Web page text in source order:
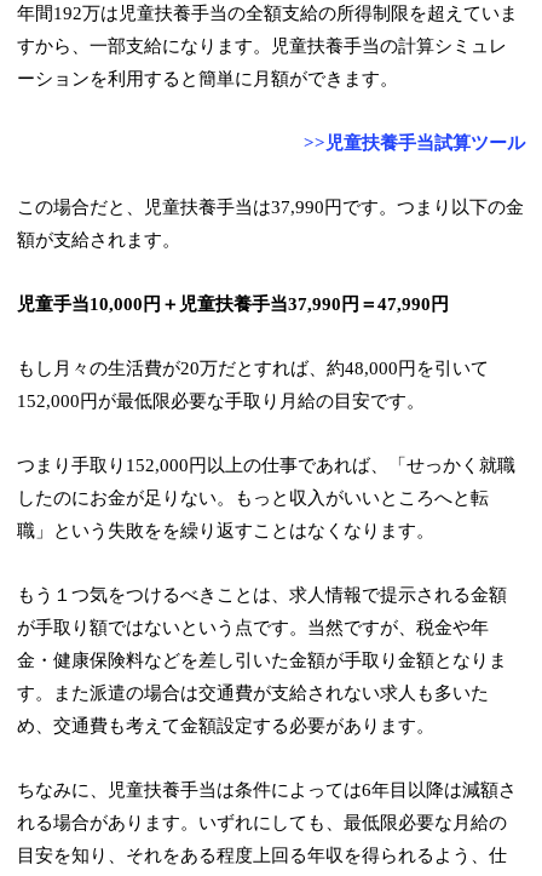
年間192万は児童扶養手当の全額支給の所得制限を超えていま
すから、一部支給になります。児童扶養手当の計算シミュレ
ーションを利用すると簡単に月額ができます。
>>児童扶養手当試算ツール
この場合だと、児童扶養手当は37,990円です。つまり以下の金
額が支給されます。
児童手当10,000円＋児童扶養手当37,990円＝47,990円
もし月々の生活費が20万だとすれば、約48,000円を引いて
152,000円が最低限必要な手取り月給の目安です。
つまり手取り152,000円以上の仕事であれば、「せっかく就職
したのにお金が足りない。もっと収入がいいところへと転
職」という失敗をを繰り返すことはなくなります。
もう１つ気をつけるべきことは、求人情報で提示される金額
が手取り額ではないという点です。当然ですが、税金や年
金・健康保険料などを差し引いた金額が手取り金額となりま
す。また派遣の場合は交通費が支給されない求人も多いた
め、交通費も考えて金額設定する必要があります。
ちなみに、児童扶養手当は条件によっては6年目以降は減額さ
れる場合があります。いずれにしても、最低限必要な月給の
目安を知り、それをある程度上回る年収を得られるよう、仕